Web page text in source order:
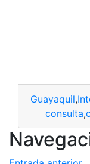
Guayaquil,
consulta,